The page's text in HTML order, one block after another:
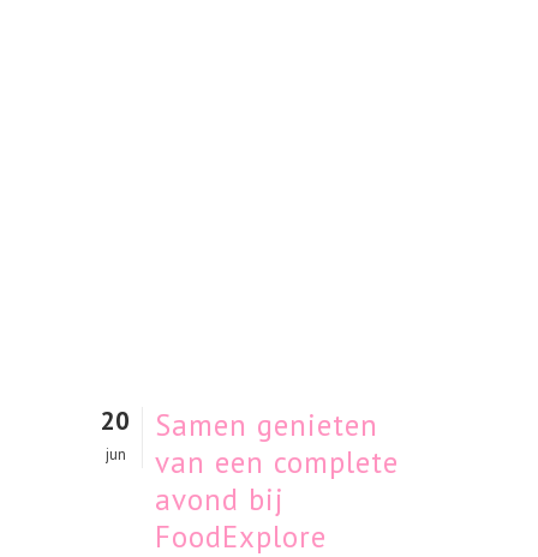
20
jun
Samen genieten
van een complete
avond bij
FoodExplore